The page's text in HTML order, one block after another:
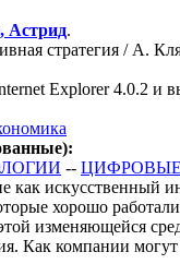
Астрид.
стратегия / А.
Explorer
--
искусственный
хорошо
изменяющейся
Как компании